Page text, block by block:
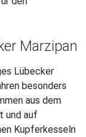
Marzipan
Lübecker
besonders
aus dem
und auf
Kupferkesseln